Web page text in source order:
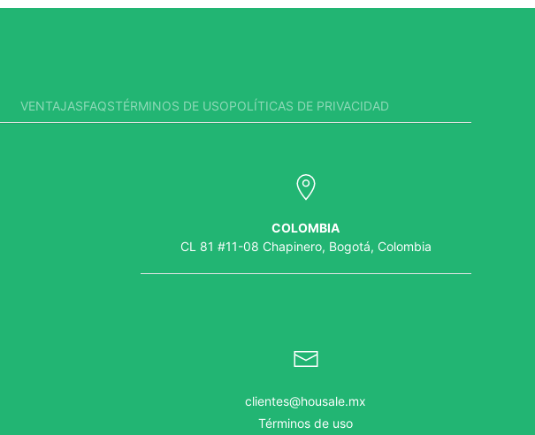
VENTAJASFAQSTÉRMINOS DE USOPOLÍTICAS DE PRIVACIDAD
COLOMBIA
CL 81 #11-08 Chapinero, Bogotá, Colombia
clientes@housale.mx
Términos de uso